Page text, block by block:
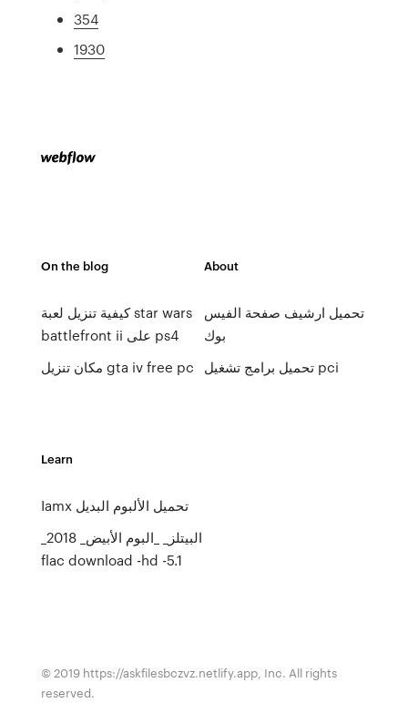
354
1930
On the blog
كيفية تنزيل لعبة star wars
battlefront ii على ps4
مكان تنزيل gta iv free pc
About
تحميل ارشيف صفحة الفيس
بوك
تحميل برامج تشغيل pci
Learn
Iamx تحميل الألبوم البديل
flac download -hd -5.1
© 2019 https://askfilesbczvz.netlify.app, Inc. All rights
reserved.